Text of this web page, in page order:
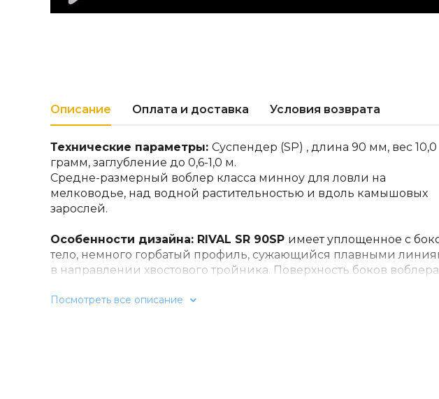
Описание Оплата и доставка Условия возврата
Технические параметры: Суспендер (SP) , длина 90 мм, вес 10,0
грамм, заглубление до 0,6-1,0 м.
Средне-размерный воблер класса минноу для ловли на
мелководье, над водной растительностью и вдоль камышовых
зарослей.
Особенности дизайна: RIVAL SR 90SP имеет уплощенное с
тело, немного горбатый профиль, сужающийся плавными
в направлении хвостового тройника. Поверхность боков воблера
имитирующих чешуйки, а ниже «боковой линии» покрыта
Посмотреть все описание